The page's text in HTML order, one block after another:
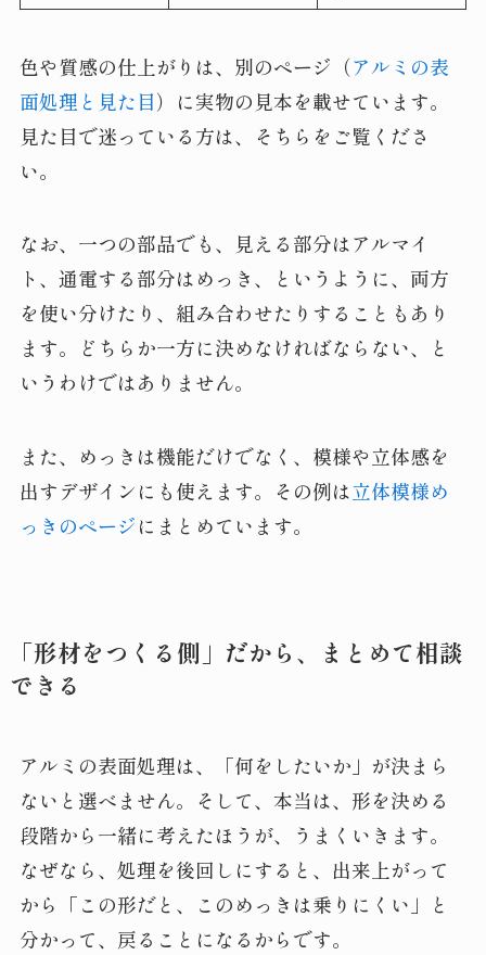
色や質感の仕上がりは、別のページ（アルミの表
面処理と見た目）に実物の見本を載せています。
見た目で迷っている方は、そちらをご覧くださ
い。
なお、一つの部品でも、見える部分はアルマイ
ト、通電する部分はめっき、というように、両方
を使い分けたり、組み合わせたりすることもあり
ます。どちらか一方に決めなければならない、と
いうわけではありません。
また、めっきは機能だけでなく、模様や立体感を
出すデザインにも使えます。その例は立体模様め
っきのページにまとめています。
「形材をつくる側」だから、まとめて相談
できる
アルミの表面処理は、「何をしたいか」が決まら
ないと選べません。そして、本当は、形を決める
段階から一緒に考えたほうが、うまくいきます。
なぜなら、処理を後回しにすると、出来上がって
から「この形だと、このめっきは乗りにくい」と
分かって、戻ることになるからです。